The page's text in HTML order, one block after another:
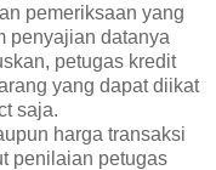
pemeriksaan yang
penyajian datanya
petugas kredit
yang dapat diikat
saja.
harga transaksi
penilaian petugas